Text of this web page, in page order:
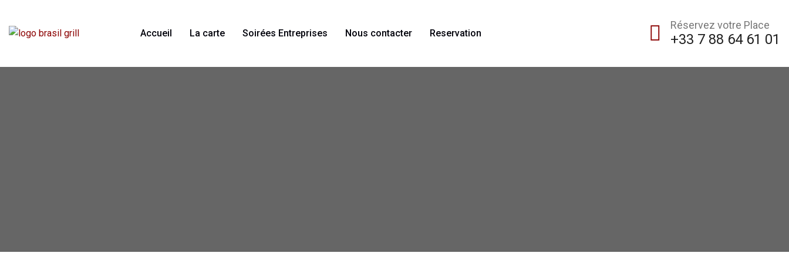
Accueil La carte Soirées Entreprises Nous contacter Reservation
Réservez votre Place
+33 7 88 64 61 01